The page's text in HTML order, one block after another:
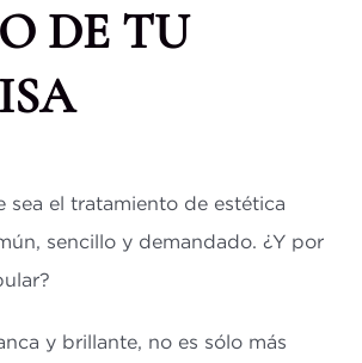
DE TU
sea el tratamiento de estética
sencillo y demandado. ¿Y por
y brillante, no es sólo más